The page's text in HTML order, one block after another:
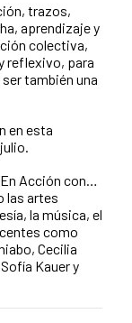
trazos,
aprendizaje y
colectiva,
reflexivo, para
también una
en esta
Acción con…
las artes
la música, el
como
Cecilia
Kauer y